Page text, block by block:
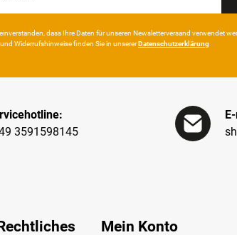
dass Ihre Da­ten für unseren News­letter­versand ver­wen­det
Wider­rufshin­weise finden Sie in unsererDaten­schutz­erklärung
3591598145
Mein Konto